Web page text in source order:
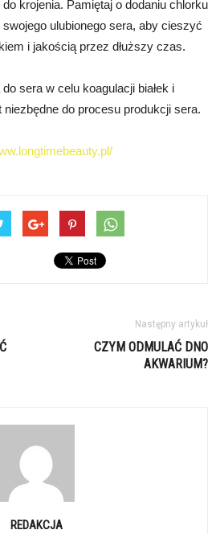
do krojenia. Pamiętaj o dodaniu chlorku
ulubionego sera, aby cieszyć
i jakością przez dłuższy czas.
sera w celu koagulacji białek i
do procesu produkcji sera.
Następny artykuł
CZYM ODMULAĆ DNO
AKWARIUM?
REDAKCJA